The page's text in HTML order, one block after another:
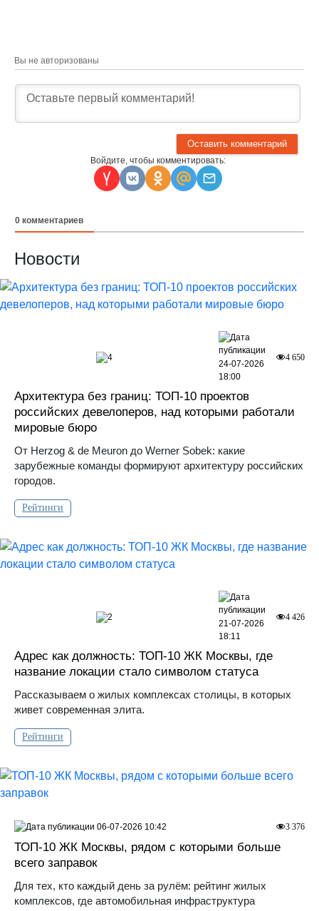
Вы не авторизованы
Войдите, чтобы комментировать:
0 комментариев
Новости
Архитектура без границ: ТОП-10 проектов
российских девелоперов, над которыми работали
мировые бюро
От Herzog & de Meuron до Werner Sobek: какие
зарубежные команды формируют архитектуру российских
городов.
Рейтинги
4 4 650
24-07-2026
18:00
Адрес как должность: ТОП-10 ЖК Москвы, где
название локации стало символом статуса
Рассказываем о жилых комплексах столицы, в которых
живет современная элита.
Рейтинги
2 4 426
21-07-2026
18:11
ТОП-10 ЖК Москвы, рядом с которыми больше
всего заправок
Для тех, кто каждый день за рулём: рейтинг жилых
комплексов, где автомобильная инфраструктура
3 376
06-07-2026 10:42